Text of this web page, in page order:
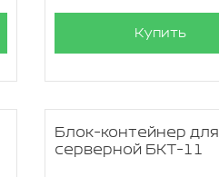
Купить
Блок-контейнер для
серверной БКТ-11